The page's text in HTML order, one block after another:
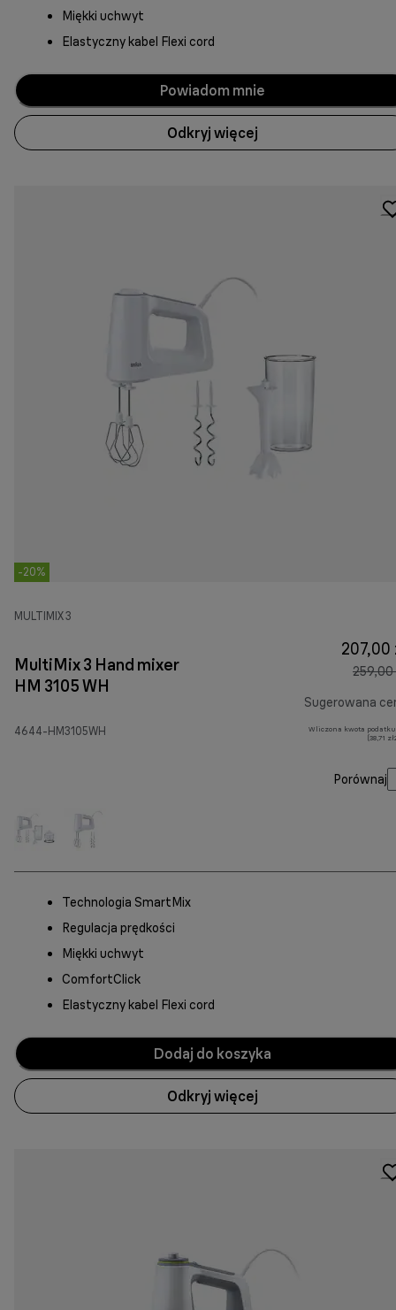
Miękki uchwyt
Elastyczny kabel Flexi cord
Powiadom mnie
Odkryj więcej
-20%
MULTIMIX 3
MultiMix 3 Hand mixer
HM 3105 WH
4644-HM3105WH
207,00
259,00
Sugerowana
Wliczona kwota podatku
(38,71
Porównaj
Technologia SmartMix
Regulacja prędkości
Miękki uchwyt
ComfortClick
Elastyczny kabel Flexi cord
Dodaj do koszyka
Odkryj więcej